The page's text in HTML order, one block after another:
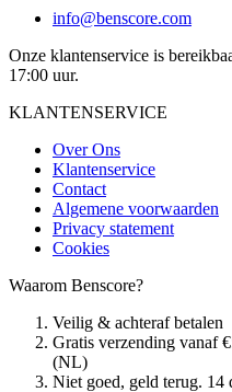
info@benscore.com
Onze klantenservice is
17:00 uur.
KLANTENSERVICE
Over Ons
Klantenservice
Contact
Algemene voorwaarden
Privacy statement
Cookies
Waarom Benscore?
Veilig & achteraf betalen
Gratis verzending vanaf
(NL)
Niet goed, geld terug. 14